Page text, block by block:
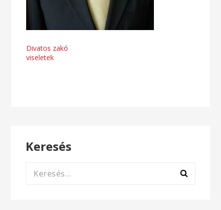
Bejegyzés
Divatos zakó
viseletek
Keresés
Keresés: